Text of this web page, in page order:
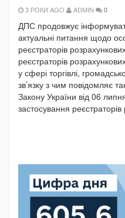
3 РОКИ AGO ADMIN 0
ДПС продовжує
актуальні питання щодо
реєстраторів
реєстраторів
у сфері торгівлі,
зв’язку з чим повідомляє
Закону України від 06
застосування